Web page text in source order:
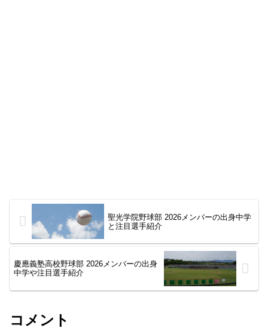
聖光学院野球部 2026メンバーの出身中学
と注目選手紹介
慶應義塾高校野球部 2026メンバーの出身
中学や注目選手紹介
コメント